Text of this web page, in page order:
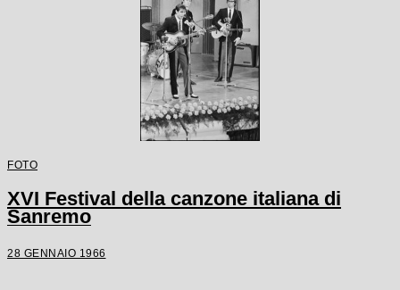
FOTO
XVI Festival della canzone italiana di
Sanremo
28 GENNAIO 1966